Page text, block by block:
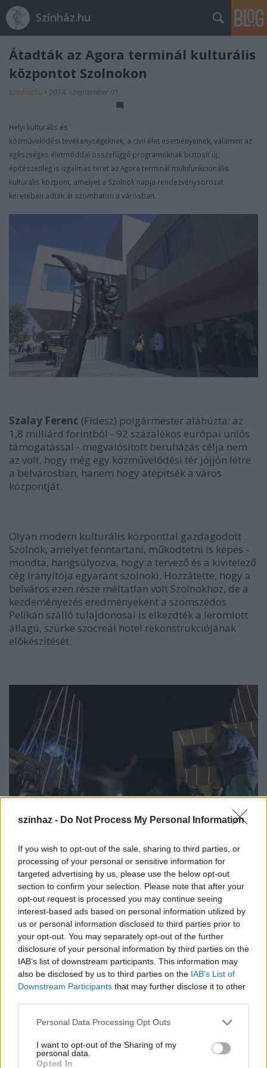
szinhaz - Do Not Process My Personal Information
If you wish to opt-out of the sale, sharing to third parties, or
processing of your personal or sensitive information for
targeted advertising by us, please use the below opt-out
section to confirm your selection. Please note that after your
opt-out request is processed you may continue seeing
interest-based ads based on personal information utilized by
us or personal information disclosed to third parties prior to
your opt-out. You may separately opt-out of the further
disclosure of your personal information by third parties on the
IAB’s list of downstream participants. This information may
also be disclosed by us to third parties on the IAB’s List of
Downstream Participants that may further disclose it to other
Please note that this website/app uses one or more Google
not limited to your visit or usage behaviour. You may click to
grant or deny consent to Google and its third-party tags to
Personal Data Processing Opt Outs
I want to opt-out of the Sharing of my
personal data.
Opted In
Színház.hu
Átadták az Agora terminál kulturális
központot Szolnokon
szinhazhu • 2014. szeptember 01.
Helyi kulturális és
közművelődési tevékenységeknek, a civil élet eseményeinek, valamint az
egészséges életmóddal összefüggő programoknak biztosít új,
építészetileg is izgalmas teret az Agora terminál multifunkcionális
kulturális központ, amelyet a Szolnok napja rendezvénysorozat
keretében adtak át szombaton a városban.
Szalay Ferenc (Fidesz) polgármester aláhúzta: az
1,8 milliárd forintból - 92 százalékos európai uniós
támogatással - megvalósított beruházás célja nem
az volt, hogy még egy közművelődési tér jöjjön létre
a belvárosban, hanem hogy átépítsék a város
központját.
Olyan modern kulturális központtal gazdagodott
Szolnok, amelyet fenntartani, működtetni is képes -
mondta, hangsúlyozva, hogy a tervező és a kivitelező
cég irányítója egyaránt szolnoki. Hozzátette, hogy a
belváros ezen része méltatlan volt Szolnokhoz, de a
kezdeményezés eredményeként a szomszédos
Pelikán szálló tulajdonosai is elkezdték a leromlott
állagú, szürke szocreál hotel rekonstrukciójának
előkészítését.
Szalay Ferenc kijelentette: a kultúra, a hagyományok
olyan alapot adnak, amelyre támaszkodhat a város.
A fejlesztés ellenzőire utalva azt mondta: "aki nem
akarja megnézni, ne nézze, aki nem akarja használni,
ne használja, de ne vegye el azok kedvét, akik
örülnek annak, hogy szépül, gyarapodik a város, és
ne akarja elhitetni senkivel: a szolnoki ember
kevesebbet ér, mint bárki más".
Balázs Péter,a szolnoki Szigligeti Színház
szolnoki Agora történelmi elődeihez hűen fóruma
legyen a nép hangjának, a kultúrák szabad